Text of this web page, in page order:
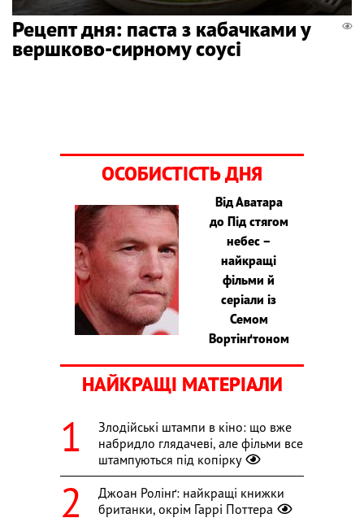
Рецепт дня: паста з кабачками у
вершково-сирному соусі
ОСОБИСТІСТЬ ДНЯ
Від Аватара
до Під стягом
небес –
найкращі
фільми й
серіали із
Семом
Вортінґтоном
НАЙКРАЩІ МАТЕРІАЛИ
Злодійські штампи в кіно: що вже
набридло глядачеві, але фільми все
штампуються під копірку
Джоан Ролінґ: найкращі книжки
британки, окрім Гаррі Поттера